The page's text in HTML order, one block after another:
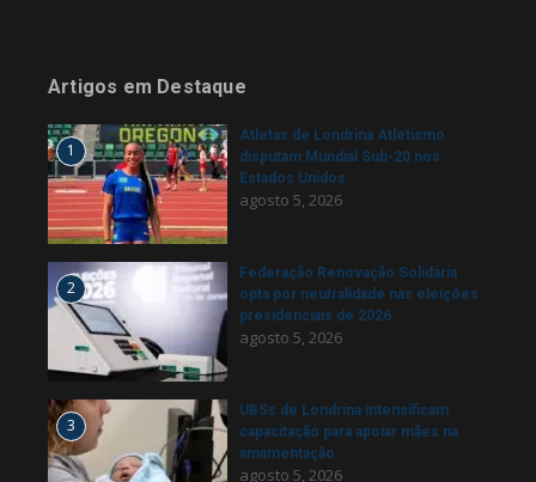
Artigos em Destaque
1
Atletas de Londrina Atletismo
disputam Mundial Sub-20 nos
Estados Unidos
agosto 5, 2026
2
Federação Renovação Solidária
opta por neutralidade nas eleições
presidenciais de 2026
agosto 5, 2026
3
UBSs de Londrina intensificam
capacitação para apoiar mães na
amamentação
agosto 5, 2026